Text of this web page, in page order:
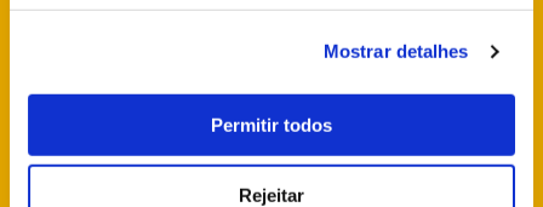
Mostrar detalhes
Permitir todos
Rejeitar
+351 21 923 73 00
SIGA-NOS NAS REDES SOCIAIS